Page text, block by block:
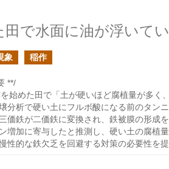
で水面に油が浮いて
象 稲作
**/
始めた田で「土が硬いほど腐植量が多く
分析で硬い土にフルボ酸になる前のタン
価鉄が二価鉄に変換され、鉄被膜の形成
増加に寄与したと推測し、硬い土の腐植
性的な鉄欠乏を回避する対策の必要性を提